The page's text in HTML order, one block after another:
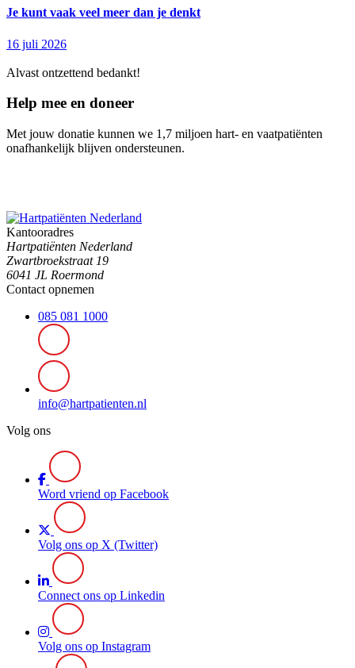
Je kunt vaak veel meer dan je denkt
16 juli 2026
Alvast ontzettend bedankt!
Help mee en doneer
Met jouw donatie kunnen we 1,7 miljoen hart- en vaatpatiënten
onafhankelijk blijven ondersteunen.
Kantooradres
Hartpatiënten Nederland
Zwartbroekstraat 19
6041 JL Roermond
Contact opnemen
085 081 1000
info@hartpatienten.nl
Volg ons
Word vriend op Facebook
Volg ons op X (Twitter)
Connect ons op Linkedin
Volg ons op Instagram